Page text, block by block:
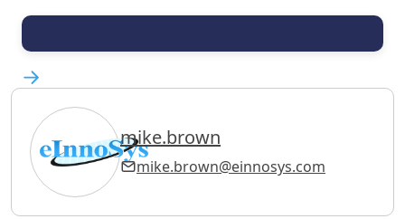
mike.brown
mike.brown@einnosys.com